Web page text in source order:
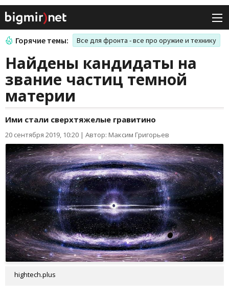
Горячие темы: Все для фронта - все про оружие и технику
Найдены кандидаты на
звание частиц темной
материи
Ими стали сверхтяжелые гравитино
20 сентября 2019, 10:20 | Автор: Максим Григорьев
hightech.plus